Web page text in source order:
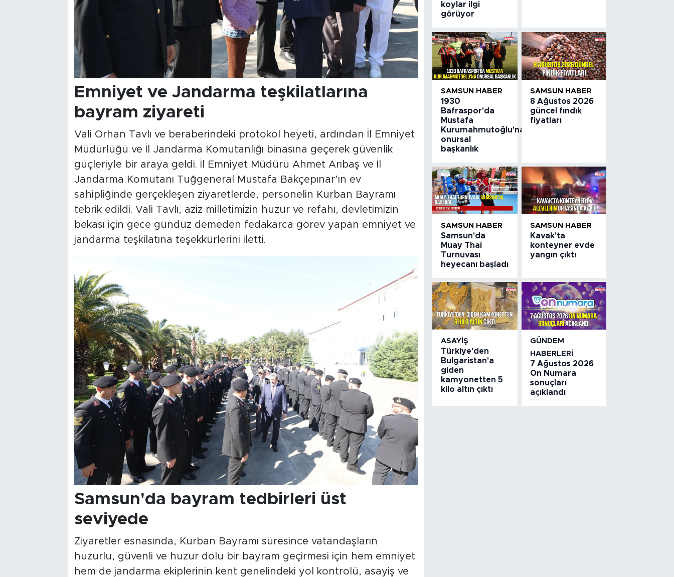
Emniyet ve Jandarma teşkilatlarına
bayram ziyareti
Vali Orhan Tavlı ve beraberindeki protokol heyeti, ardından İl Emniyet
Müdürlüğü ve İl Jandarma Komutanlığı binasına geçerek güvenlik
güçleriyle bir araya geldi. İl Emniyet Müdürü Ahmet Arıbaş ve İl
Jandarma Komutanı Tuğgeneral Mustafa Bakçepınar’ın ev
sahipliğinde gerçekleşen ziyaretlerde, personelin Kurban Bayramı
tebrik edildi. Vali Tavlı, aziz milletimizin huzur ve refahı, devletimizin
bekası için gece gündüz demeden fedakarca görev yapan emniyet ve
jandarma teşkilatına teşekkürlerini iletti.
Samsun'da bayram tedbirleri üst
seviyede
Ziyaretler esnasında, Kurban Bayramı süresince vatandaşların
huzurlu, güvenli ve huzur dolu bir bayram geçirmesi için hem emniyet
hem de jandarma ekiplerinin kent genelindeki yol kontrolü, asayiş ve
koylar ilgi
görüyor
SAMSUN HABER
1930
Bafraspor'da
Mustafa
Kurumahmutoğlu'na
onursal
başkanlık
SAMSUN HABER
8 Ağustos 2026
güncel fındık
fiyatları
SAMSUN HABER
Samsun'da
Muay Thai
Turnuvası
heyecanı başladı
SAMSUN HABER
Kavak'ta
konteyner evde
yangın çıktı
ASAYIŞ
Türkiye'den
Bulgaristan'a
giden
kamyonetten 5
kilo altın çıktı
GÜNDEM
HABERLERI
7 Ağustos 2026
On Numara
sonuçları
açıklandı